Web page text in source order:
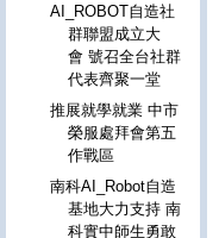
AI_ROBOT自造社
群聯盟成立大
會 號召全台社群
代表齊聚一堂
推展就學就業 中市
榮服處拜會第五
作戰區
南科AI_Robot自造
基地大力支持 南
科實中師生勇敢